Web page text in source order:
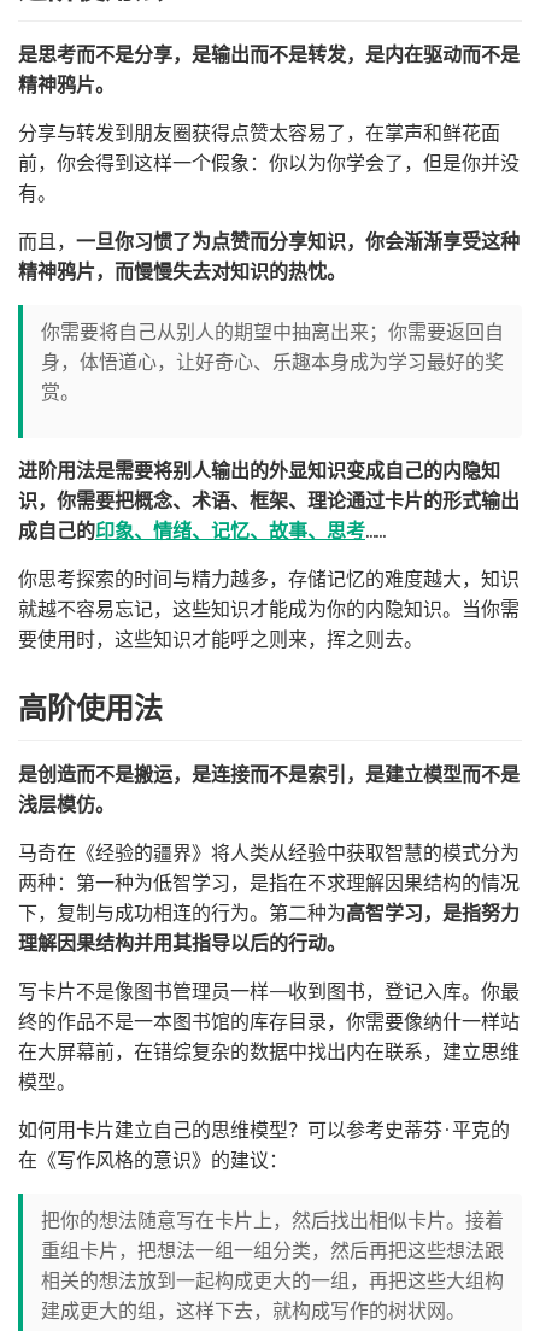
是思考而不是分享，是输出而不是转发，是内在驱动而不是
精神鸦片。
分享与转发到朋友圈获得点赞太容易了，在掌声和鲜花面
前，你会得到这样一个假象：你以为你学会了，但是你并没
有。
而且， 一旦你习惯了为点赞而分享知识，你会渐渐享受这种
精神鸦片，而慢慢失去对知识的热忱。
你需要将自己从别人的期望中抽离出来；你需要返回自
身，体悟道心，让好奇心、乐趣本身成为学习最好的奖
赏。
进阶用法是需要将别人输出的外显知识变成自己的内隐知
识，你需要把概念、术语、框架、理论通过卡片的形式输出
成自己的印象、情绪、记忆、故事、思考……
你思考探索的时间与精力越多，存储记忆的难度越大，知识
就越不容易忘记，这些知识才能成为你的内隐知识。当你需
要使用时，这些知识才能呼之则来，挥之则去。
高阶使用法
是创造而不是搬运，是连接而不是索引，是建立模型而不是
浅层模仿。
马奇在《经验的疆界》将人类从经验中获取智慧的模式分为
两种：第一种为低智学习，是指在不求理解因果结构的情况
下，复制与成功相连的行为。第二种为高智学习，是指努力
理解因果结构并用其指导以后的行动。
写卡片不是像图书管理员一样——收到图书，登记入库。你最
终的作品不是一本图书馆的库存目录，你需要像纳什一样站
在大屏幕前，在错综复杂的数据中找出内在联系，建立思维
模型。
如何用卡片建立自己的思维模型？可以参考史蒂芬·平克的
在《写作风格的意识》的建议：
把你的想法随意写在卡片上，然后找出相似卡片。接着
重组卡片，把想法一组一组分类，然后再把这些想法跟
相关的想法放到一起构成更大的一组，再把这些大组构
建成更大的组，这样下去，就构成写作的树状网。